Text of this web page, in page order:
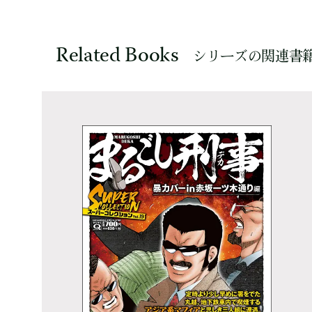
Related Books シリーズの関連書